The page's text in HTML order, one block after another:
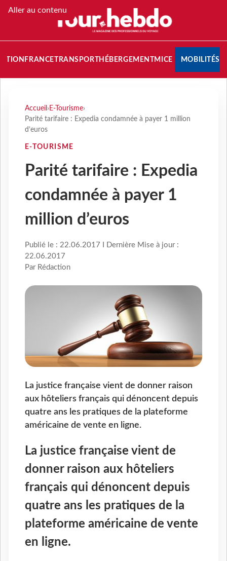
Aller au contenu
FRANCETRANSPORT HÉBERGEMENTMICE MOBILITÉS
Accueil › E-Tourisme›
Parité tarifaire : Expedia condamnée à payer 1 million
d’euros
E-TOURISME
Parité tarifaire : Expedia
condamnée à payer 1
million d’euros
Publié le : 22.06.2017 I Dernière Mise à jour :
22.06.2017
Par Rédaction
La justice française vient de donner raison
aux hôteliers français qui dénoncent depuis
quatre ans les pratiques de la plateforme
américaine de vente en ligne.
La justice française vient de
donner raison aux hôteliers
français qui dénoncent depuis
quatre ans les pratiques de la
plateforme américaine de vente
en ligne.